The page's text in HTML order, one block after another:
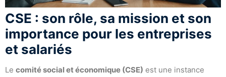
CSE : son rôle, sa mission et son
importance pour les entreprises
et salariés
Le comité social et économique (CSE) est une instance